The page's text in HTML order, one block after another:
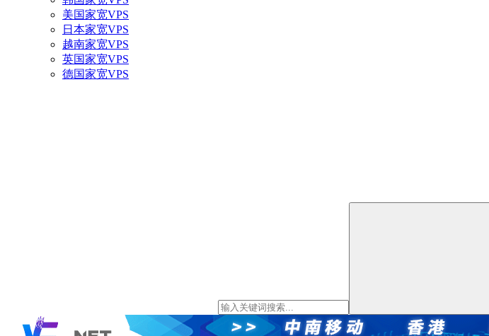
美国家宽VPS
日本家宽VPS
越南家宽VPS
英国家宽VPS
德国家宽VPS